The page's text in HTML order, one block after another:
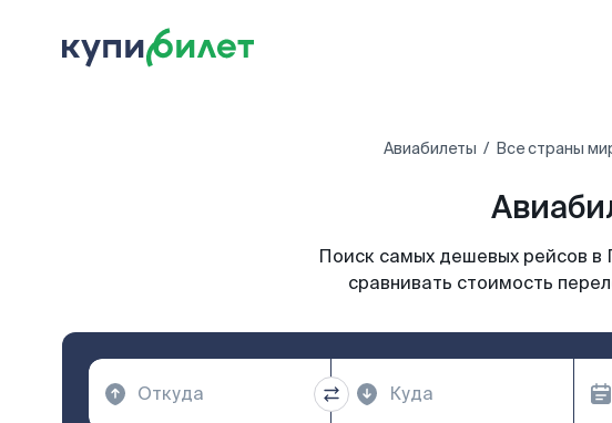
Авиабилеты Все страны
Поиск самых дешевых рейсов в
сравнивать стоимость